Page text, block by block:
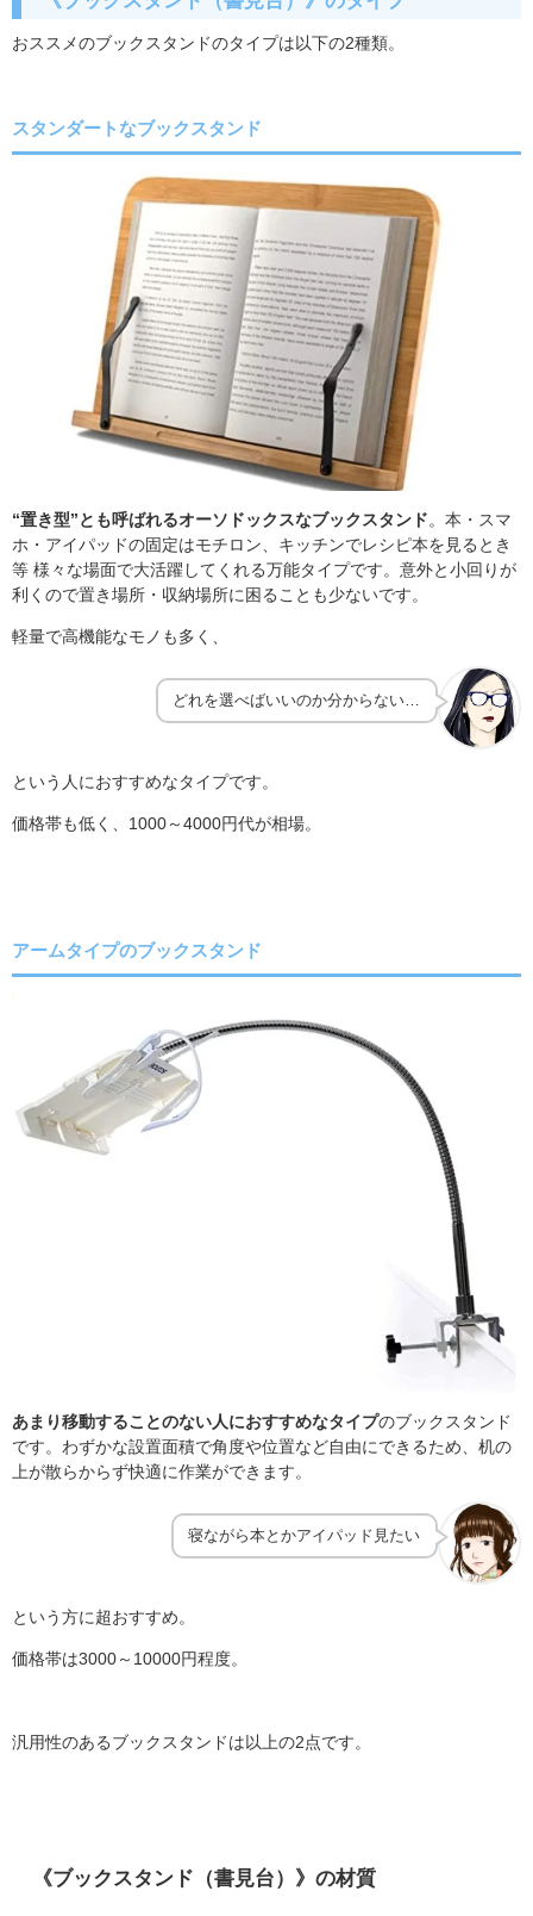
おススメのブックスタンドのタイプは以下の2種類。
スタンダートなブックスタンド
“置き型”とも呼ばれるオーソドックスなブックスタンド 。本・スマ
ホ・アイパッドの固定はモチロン、キッチンでレシピ本を見るとき
等 様々な場面で大活躍してくれる万能タイプです。意外と小回りが
利くので置き場所・収納場所に困ることも少ないです。
軽量で高機能なモノも多く、
どれを選べばいいのか分からない…
という人におすすめなタイプです。
価格帯も低く、1000～4000円代が相場。
アームタイプのブックスタンド
あまり移動することのない人におすすめなタイプのブックスタンド
です。わずかな設置面積で角度や位置など自由にできるため、机の
上が散らからず快適に作業ができます。
寝ながら本とかアイパッド見たい
という方に超おすすめ。
価格帯は3000～10000円程度。
汎用性のあるブックスタンドは以上の2点です。
《ブックスタンド（書見台）》の材質